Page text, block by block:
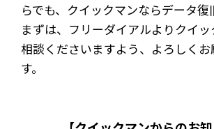
らでも、クイックマンならデータ復
まずは、フリーダイアルよりクイ
相談くださいますよう、よろしくお
す。